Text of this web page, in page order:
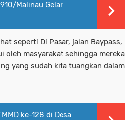
Malinau Gelar
seperti Di Pasar, jalan Baypass,
oleh masyarakat sehingga mereka
yang sudah kita tuangkan dalam
ke-128 di Desa